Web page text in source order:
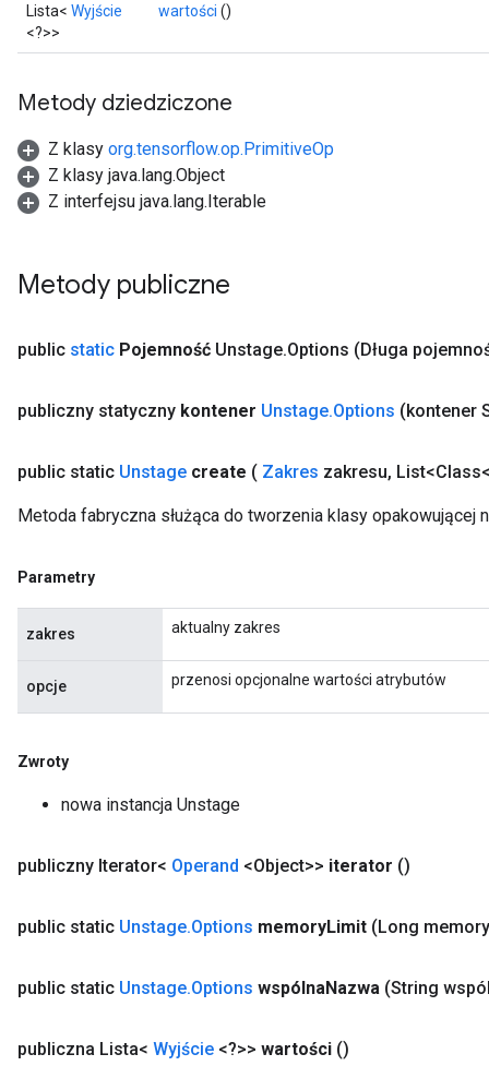
Lista< Wyjście
<?>>
wartości ()
Metody dziedziczone
Z klasy org.tensorflow.op.PrimitiveOp
Z klasy java.lang.Object
Z interfejsu java.lang.Iterable
Metody publiczne
public static Pojemność Unstage.Options (Długa
publiczny statyczny kontener Unstage.Options (kontener
public static Unstage create ( Zakres zakresu,
Metoda fabryczna służąca do tworzenia klasy opakowującej
Parametry
zakres aktualny zakres
opcje przenosi opcjonalne wartości atrybutów
Zwroty
nowa instancja Unstage
publiczny Iterator< Operand <Object>> iterator ()
public static Unstage.Options memoryLimit (Long memory
public static Unstage.Options wspólnaNazwa (String
publiczna Lista< Wyjście <?>> wartości ()